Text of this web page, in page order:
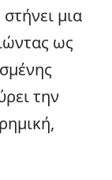
μια
ως
την